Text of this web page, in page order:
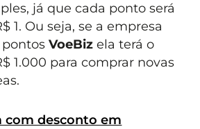
já que cada ponto será
1. Ou seja, se a empresa
pontosVoeBizela terá o
1.000 para comprar novas
com desconto em